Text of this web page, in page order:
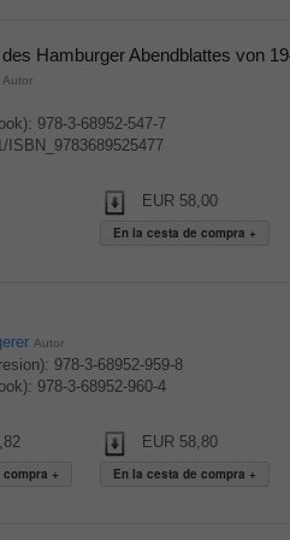
Hamburger Abendblattes von
Autor
978-3-68952-547-7
ISBN_9783689525477
EUR 58,00
Autor
978-3-68952-959-8
978-3-68952-960-4
EUR 58,80